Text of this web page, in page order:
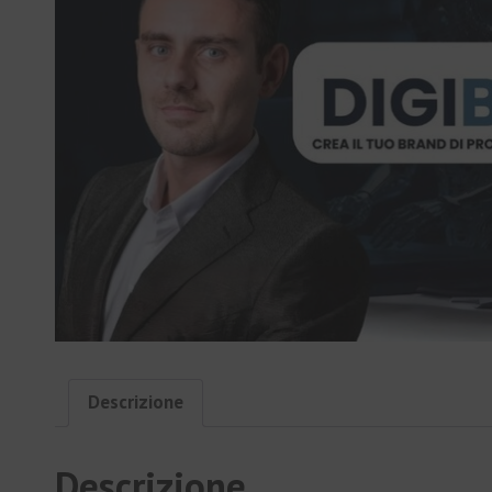
Descrizione